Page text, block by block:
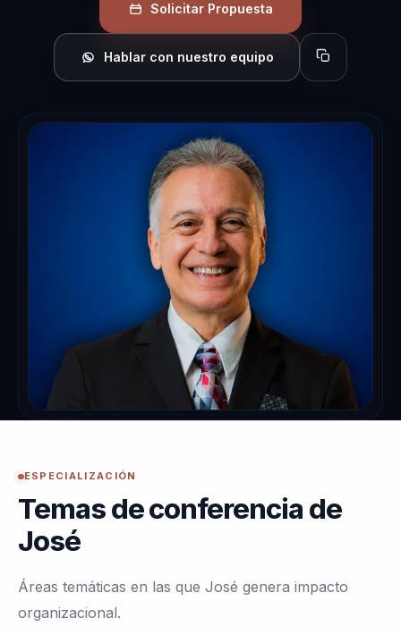
Solicitar Propuesta
Hablar con nuestro equipo Copiar perfil
ESPECIALIZACIÓN
Temas de conferencia de
José
Áreas temáticas en las que José genera impacto
organizacional.